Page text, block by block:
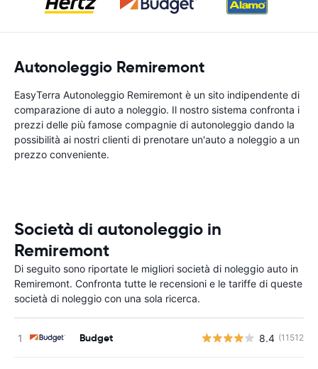
Autonoleggio Remiremont
EasyTerra Autonoleggio Remiremont è un sito indipendente di
comparazione di auto a noleggio. Il nostro sistema confronta i
prezzi delle più famose compagnie di autonoleggio dando la
possibilità ai nostri clienti di prenotare un'auto a noleggio a un
prezzo conveniente.
Società di autonoleggio in
Remiremont
Di seguito sono riportate le migliori società di noleggio auto in
Remiremont. Confronta tutte le recensioni e le tariffe di queste
società di noleggio con una sola ricerca.
Budget 8.4 (11512)